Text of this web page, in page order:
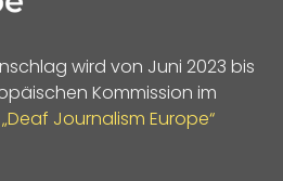
wird von Juni 2023 bis
Kommission im
„Deaf Journalism Europe“